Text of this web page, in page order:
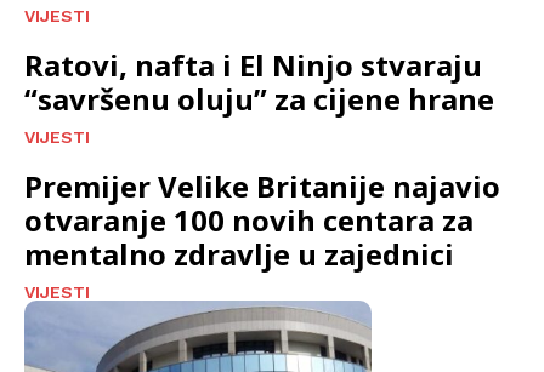
VIJESTI
Ratovi, nafta i El Ninjo stvaraju
“savršenu oluju” za cijene hrane
VIJESTI
Premijer Velike Britanije najavio
otvaranje 100 novih centara za
mentalno zdravlje u zajednici
VIJESTI